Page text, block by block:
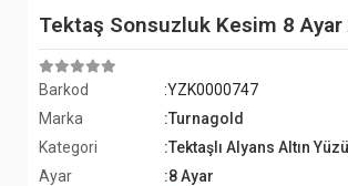
Tektaş Sonsuzluk Kesim 8 Ayar
Barkod
:YZK0000747
Marka
:Turnagold
Kategori
:Tektaşlı Alyans Altın
Ayar
:8 Ayar